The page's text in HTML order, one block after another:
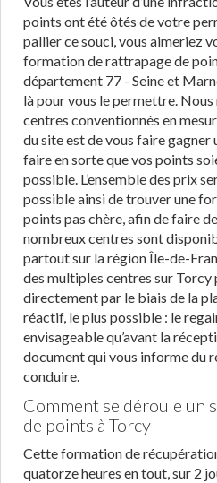
points ont été ôtés de votre
pallier ce souci, vous aimeriez
formation de rattrapage de
département 77 - Seine et
là pour vous le permettre. Nous
centres conventionnés en
du site est de vous faire gagner
faire en sorte que vos points
possible. L’ensemble des prix
possible ainsi de trouver une
points pas chère, afin de faire
nombreux centres sont
partout sur la région Île-de-
des multiples centres sur
directement par le biais de la
réactif, le plus possible : le
envisageable qu’avant la
document qui vous informe du
conduire.
Comment se déroule un
de points à Torcy
Cette formation de
quatorze heures en tout, sur 2